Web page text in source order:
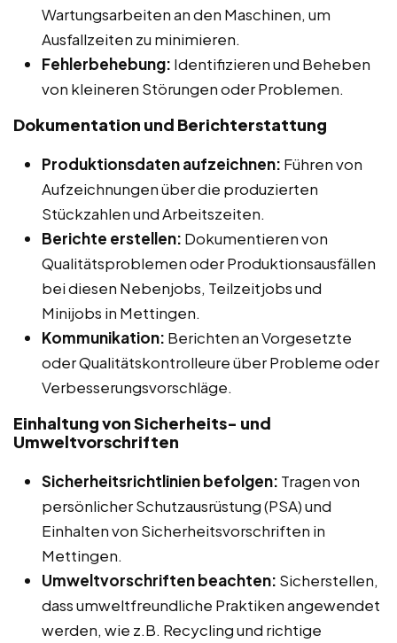
Wartungsarbeiten an den Maschinen, um
Ausfallzeiten zu minimieren.
Fehlerbehebung: Identifizieren und Beheben
von kleineren Störungen oder Problemen.
Dokumentation und Berichterstattung
Produktionsdaten aufzeichnen: Führen von
Aufzeichnungen über die produzierten
Stückzahlen und Arbeitszeiten.
Berichte erstellen: Dokumentieren von
Qualitätsproblemen oder Produktionsausfällen
bei diesen Nebenjobs, Teilzeitjobs und
Minijobs in Mettingen.
Kommunikation: Berichten an Vorgesetzte
oder Qualitätskontrolleure über Probleme oder
Verbesserungsvorschläge.
Einhaltung von Sicherheits- und
Umweltvorschriften
Sicherheitsrichtlinien befolgen: Tragen von
persönlicher Schutzausrüstung (PSA) und
Einhalten von Sicherheitsvorschriften in
Mettingen.
Umweltvorschriften beachten: Sicherstellen,
dass umweltfreundliche Praktiken angewendet
werden, wie z.B. Recycling und richtige